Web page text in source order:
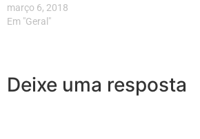
março 6, 2018
Em "Geral"
Deixe uma resposta